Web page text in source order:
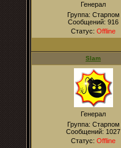
Генерал
Группа: Старпом
Сообщений: 916
Статус: Offline
Slam
Генерал
Группа: Старпом
Сообщений: 1027
Статус: Offline